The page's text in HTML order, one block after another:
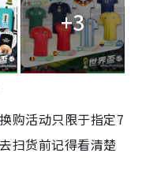
+3
购活动只限于指定7
扫货前记得看清楚